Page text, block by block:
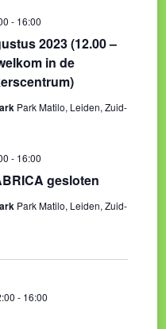
2023 (12.00 –
in de
- 16:00
Park Matilo, Leiden, Zuid-
gesloten
- 16:00
Park Matilo, Leiden, Zuid-
- 16:00